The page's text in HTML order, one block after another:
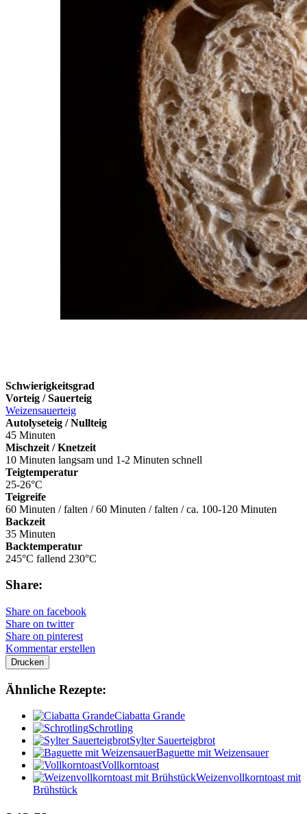
Schwierigkeitsgrad
Vorteig / Sauerteig
Weizensauerteig
Autolyseteig / Nullteig
45 Minuten
Mischzeit / Knetzeit
10 Minuten langsam und 1-2 Minuten schnell
Teigtemperatur
25-26°C
Teigreife
60 Minuten / falten / 60 Minuten / falten / ca. 100-120 Minuten
Backzeit
35 Minuten
Backtemperatur
245°C fallend 230°C
Share:
Share on facebook
Share on twitter
Share on pinterest
Kommentar erstellen
Drucken
Ähnliche Rezepte:
Ciabatta Grande
Schrotling
Sylter Sauerteigbrot
Baguette mit Weizensauer
Vollkorntoast
Weizenvollkorntoast mit
Brühstück